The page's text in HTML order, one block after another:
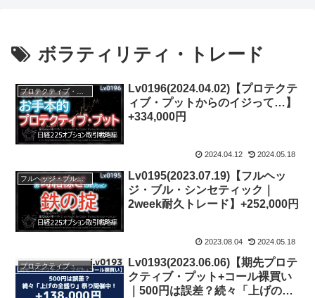
ボラティリティ・トレード
Lv0196(2024.04.02)【プロテクテ
ィブ・プットからのイジって…】
+334,000円
2024.04.12 2024.05.18
フルヘッジ・ブル・シンセティック
Lv0195(2023.07.19)【フルヘッ
ジ・ブル・シンセティック｜
2week耐久トレード】+252,000円
2023.08.04 2024.05.18
プロテクティブ・プット
Lv0193(2023.06.06)【期先プロテ
クティブ・プット+コール裸買い
｜500円は誤差？続々「上げの全